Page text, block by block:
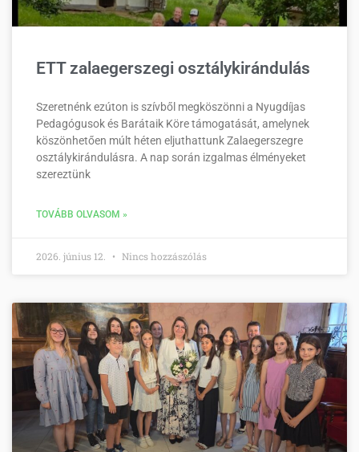
ETT zalaegerszegi osztálykirándulás
Szeretnénk ezúton is szívből megköszönni a Nyugdíjas
Pedagógusok és Barátaik Köre támogatását, amelynek
köszönhetően múlt héten eljuthattunk Zalaegerszegre
osztálykirándulásra. A nap során izgalmas élményeket
szereztünk
TOVÁBB OLVASOM »
2026. június 12. Nincs hozzászólás